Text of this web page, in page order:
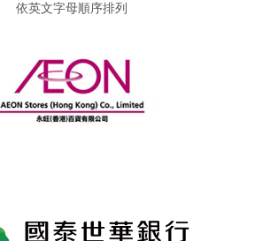
依英文字母順序排列